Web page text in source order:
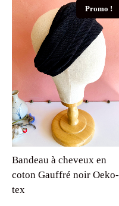
Promo !
Bandeau à cheveux en
coton Gauffré noir Oeko-
tex